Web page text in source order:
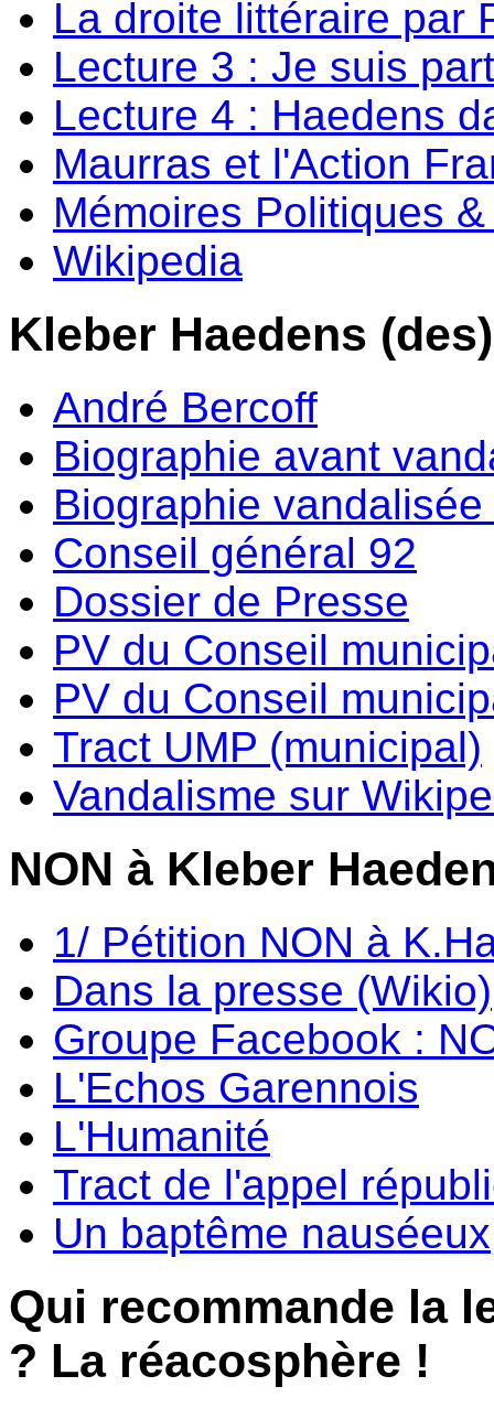
La droite littéraire par
Lecture 3 : Je suis
Lecture 4 : Haedens
Maurras et l'Action
Mémoires Politiques
Wikipedia
Kleber Haedens
André Bercoff
Biographie avant
Biographie
Conseil général 92
Dossier de Presse
PV du Conseil
PV du Conseil
Tract UMP (municipal)
Vandalisme sur
NON à Kleber
1/ Pétition NON à
Dans la presse (Wikio)
Groupe Facebook :
L'Echos Garennois
L'Humanité
Tract de l'appel
Un baptême nauséeux
Qui recommande la
? La réacosphère !